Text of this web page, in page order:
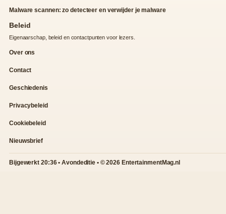
Malware scannen: zo detecteer en verwijder je malware
Beleid
Eigenaarschap, beleid en contactpunten voor lezers.
Over ons
Contact
Geschiedenis
Privacybeleid
Cookiebeleid
Nieuwsbrief
Bijgewerkt 20:36 • Avondeditie • © 2026 EntertainmentMag.nl